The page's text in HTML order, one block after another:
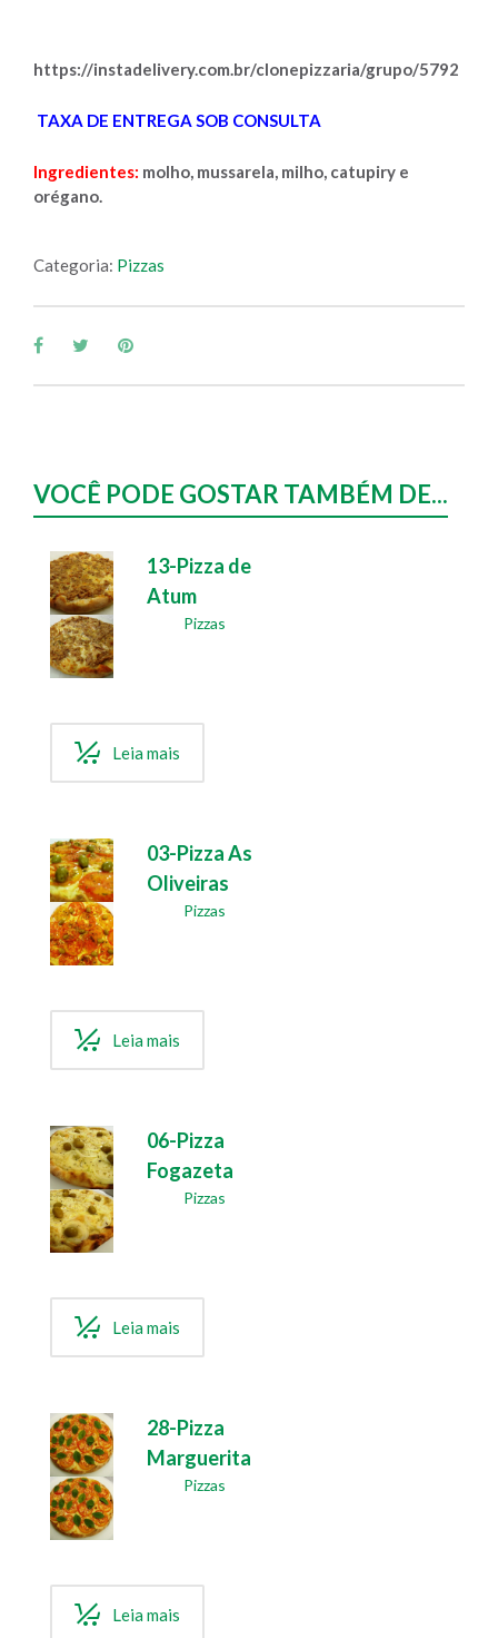
https://instadelivery.com.br/clonepizzaria/grupo/5792
TAXA DE ENTREGA SOB CONSULTA
Ingredientes: molho, mussarela, milho, catupiry e
orégano.
Categoria: Pizzas
VOCÊ PODE GOSTAR TAMBÉM DE...
13-Pizza de
Atum
Pizzas
Leia mais
03-Pizza As
Oliveiras
Pizzas
Leia mais
06-Pizza
Fogazeta
Pizzas
Leia mais
28-Pizza
Marguerita
Pizzas
Leia mais